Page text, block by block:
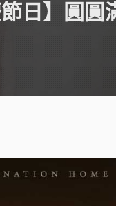
節日】圓